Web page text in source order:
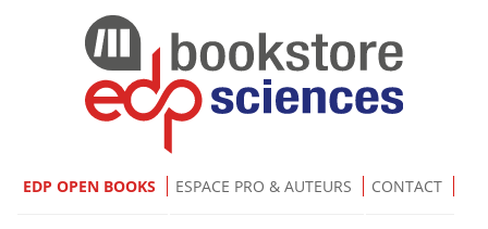
EDP OPEN BOOKS ESPACE PRO & AUTEURS CONTACT